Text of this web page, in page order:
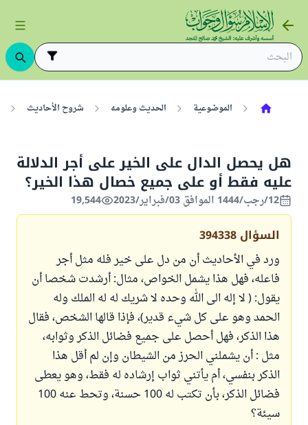
الموضوعية الحديث وعلومه شروح الأحاديث
هل يحصل الدال على الخير على أجر الدلالة
عليه فقط أو على جميع خصال هذا الخير؟
12/رجب/1444 الموافق 03/فبراير/2023 19,544
السؤال 394338
ورد في الأحاديث أن من دل على خير فله مثل أجر
فاعله، فهل هذا يشمل الخواص، مثال: أرشدت شخصا أن
يقول: ( لا إله الى الله وحده لا شريك له له الملك وله
الحمد وهو على كل شيء قدير)، فإذا قالها الشخص، فقال
هذا الذكر، فهل أحصل على جميع فضائل الذكر وثوابه،
مثل : أن يشملني الحرز من الشيطان وإن لم أقل هذا
الذكر بنفسي، أم يأتني ثواب إرشاده له فقط، وهو يعطى
فضائل الذكر، بأن تكتب له 100 حسنة، وتحط عنه 100
سيئة؟